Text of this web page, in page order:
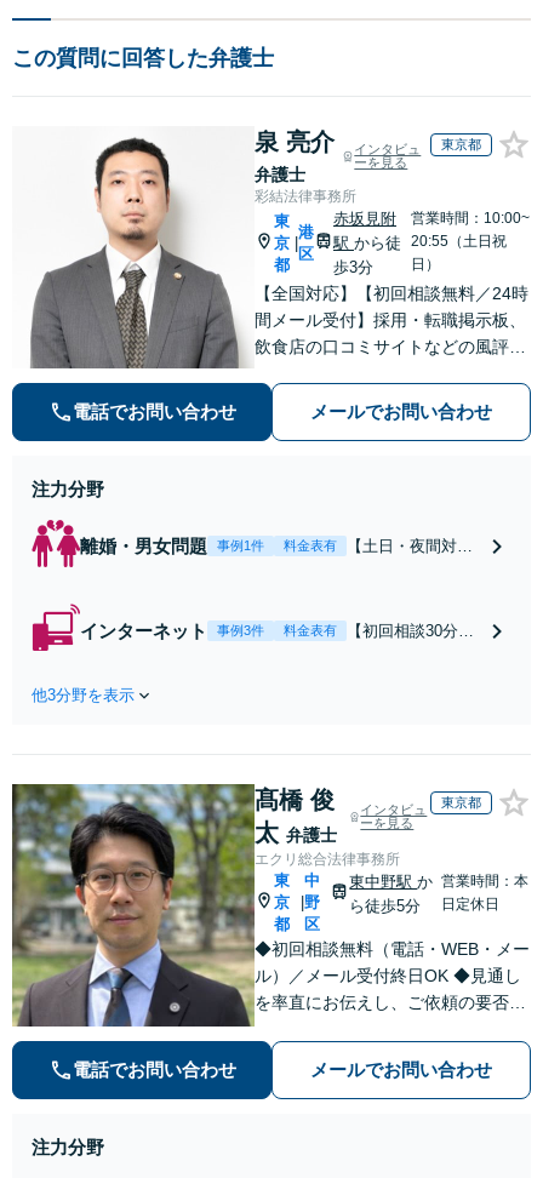
この質問に回答した弁護士
泉 亮介
弁護士
インタビュ
ーを見る
東京都
彩結法律事務所
東
京
都
港
区
赤坂見附
駅 から徒
歩3分
営業時間：10:00~
20:55（土日祝
日）
【全国対応】【初回相談無料／24時
間メール受付】採用・転職掲示板、
飲食店の口コミサイトなどの風評被
の種類を問わず相談可。可能な限り
早期対応で駆けつけサポート【労
電話でお問い合わせ メールでお問い合わせ
注力分野
離婚・男女問題 事例1件 料金表有
【土日・夜間対応
れたら、サインす
負担を軽減「弁護
士の交渉で慰謝料
金額アップ／減額
交渉も対応可」
【完全個室対応】
インターネット 事例3件 料金表有
【初回相談30分無
報開示請求をおこ
お店の風評被害対
策／売り上げ低下
防止のために尽
力」加害者側の対
応可：開示請求の
きの対処法、被害
者との示談交渉
他3分野を表示
髙橋 俊
太 弁護士
インタビュ
ーを見る
東京都
エクリ総合法律事務所
東
京
都
中
野
区
東中野駅か
ら徒歩5分
営業時間：本
日定休日
◆初回相談無料（電話・WEB・メー
ル）／メール受付終日OK ◆見通し
を率直にお伝えし、ご依頼の要否も
解決まで弁護士本人が一貫してスピ
ーディーに対応いたします。 ◆累計
電話でお問い合わせ メールでお問い合わせ
注力分野